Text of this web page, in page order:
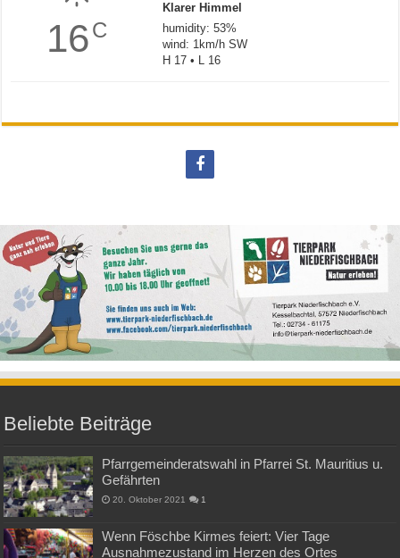
16C
Klarer Himmel
humidity: 53%
wind: 1km/h SW
H 17 • L 16
Beliebte Beiträge
Pfarrgemeinderatswahl in Pfarrei St. Mauritius u.
Gefährten
20. Oktober 2021 1
Wenn Föschbe Kirmes feiert: Vier Tage
Ausnahmezustand im Herzen des Ortes